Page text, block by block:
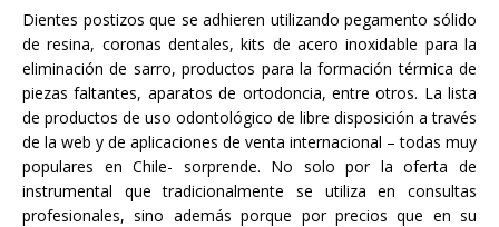
Dientes postizos que se adhieren utilizando pegamento sólido
de resina, coronas dentales, kits de acero inoxidable para la
eliminación de sarro, productos para la formación térmica de
piezas faltantes, aparatos de ortodoncia, entre otros. La lista
de productos de uso odontológico de libre disposición a través
de la web y de aplicaciones de venta internacional – todas muy
populares en Chile- sorprende. No solo por la oferta de
instrumental que tradicionalmente se utiliza en consultas
profesionales, sino además porque por precios que en su